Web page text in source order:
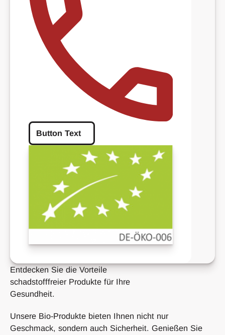
Button Text
Button Text
Entdecken Sie die Vorteile
schadstofffreier Produkte für Ihre
Gesundheit.
Unsere Bio-Produkte bieten Ihnen nicht nur
Geschmack, sondern auch Sicherheit. Genießen Sie